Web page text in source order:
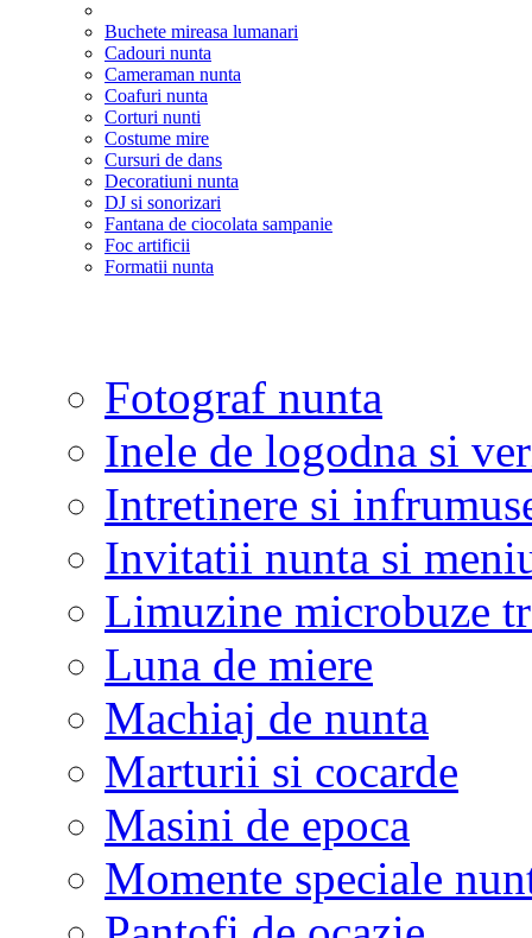
Buchete mireasa lumanari
Cadouri nunta
Cameraman nunta
Coafuri nunta
Corturi nunti
Costume mire
Cursuri de dans
Decoratiuni nunta
DJ si sonorizari
Fantana de ciocolata sampanie
Foc artificii
Formatii nunta
Fotograf nunta
Inele de logodna si
Intretinere si
Invitatii nunta si
Limuzine microbuze
Luna de miere
Machiaj de nunta
Marturii si cocarde
Masini de epoca
Momente speciale